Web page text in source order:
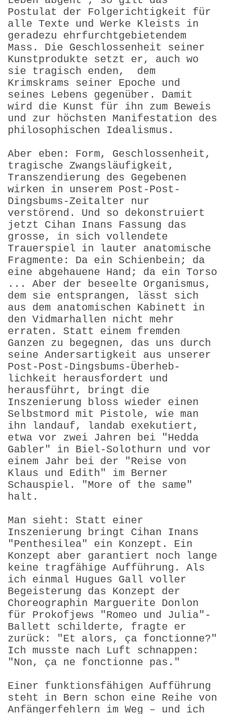
Postulat der Folgerichtigkeit für
alle Texte und Werke Kleists in
geradezu ehrfurchtgebietendem
Mass. Die Geschlossenheit seiner
Kunstprodukte setzt er, auch wo
sie tragisch enden, dem
Krimskrams seiner Epoche und
seines Lebens gegenüber. Damit
wird die Kunst für ihn zum Beweis
und zur höchsten Manifestation des
philosophischen Idealismus.
Aber eben: Form, Geschlossenheit,
tragische Zwangsläufigkeit,
Transzendierung des Gegebenen
wirken in unserem Post-Post-
Dingsbums-Zeitalter nur
verstörend. Und so dekonstruiert
jetzt Cihan Inans Fassung das
grosse, in sich vollendete
Trauerspiel in lauter anatomische
Fragmente: Da ein Schienbein; da
eine abgehauene Hand; da ein Torso
... Aber der beseelte Organismus,
dem sie entsprangen, lässt sich
aus dem anatomischen Kabinett in
den Vidmarhallen nicht mehr
erraten. Statt einem fremden
Ganzen zu begegnen, das uns durch
seine Andersartigkeit aus unserer
Post-Post-Dingsbums-Überheb­
lichkeit herausfordert und
herausführt, bringt die
Inszenierung bloss wieder einen
Selbstmord mit Pistole, wie man
ihn landauf, landab exekutiert,
etwa vor zwei Jahren bei "Hedda
Gabler" in Biel-Solothurn und vor
einem Jahr bei der "Reise von
Klaus und Edith" im Berner
Schauspiel. "More of the same"
halt.
Man sieht: Statt einer
Inszenierung bringt Cihan Inans
"Penthesilea" ein Konzept. Ein
Konzept aber garantiert noch lange
keine tragfähige Aufführung. Als
ich einmal Hugues Gall voller
Begeisterung das Konzept der
Choreographin Marguerite Donlon
für Prokofjews "Romeo und Julia"-
Ballett schilderte, fragte er
zurück: "Et alors, ça fonctionne?"
Ich musste nach Luft schnappen:
"Non, ça ne fonctionne pas."
Einer funktionsfähigen Aufführung
steht in Bern schon eine Reihe von
Anfängerfehlern im Weg – und ich